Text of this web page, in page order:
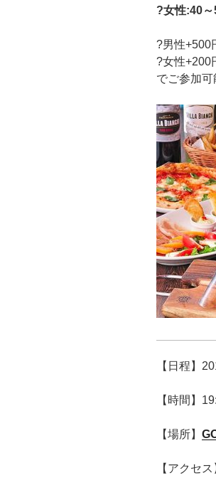
?女性:40
?男性+500
?女性+200
でご参加可
【日程】
【時間】
【場所】
【アクセ